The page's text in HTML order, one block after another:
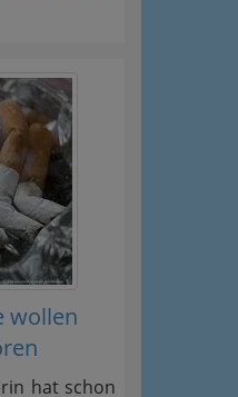
wollen
hat schon